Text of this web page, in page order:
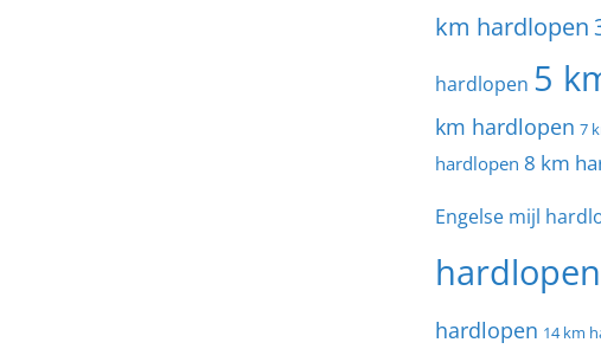
km hardlopen
hardlopen 5
km hardlopen 7
hardlopen 8 km
Engelse mijl
hardlopen
hardlopen 14 km